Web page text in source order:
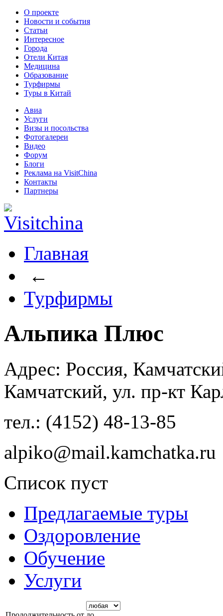
О проекте
Новости и события
Статьи
Интересное
Города
Отели Китая
Медицина
Образование
Турфирмы
Туры в Китай
Авиа
Услуги
Визы и посольства
Фотогалереи
Видео
Форум
Блоги
Реклама на VisitChina
Контакты
Партнеры
Главная
←
Турфирмы
Альпика Плюс
Адрес: Россия,
Камчатский, ул. пр-кт
тел.: (4152) 48-13-85
alpiko@mail.kamchatka.ru
Список пуст
Предлагаемые туры
Оздоровление
Обучение
Услуги